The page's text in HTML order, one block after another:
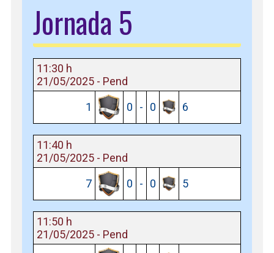
Jornada 5
11:30 h
21/05/2025 - Pend
1
0 - 0 6
11:40 h
21/05/2025 - Pend
7
0 - 0 5
11:50 h
21/05/2025 - Pend